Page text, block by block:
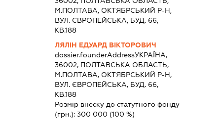
М.ПОЛТАВА, ОКТЯБРСЬКИЙ Р-Н,
ВУЛ. ЄВРОПЕЙСЬКА, БУД. 66,
КВ.188
ЛЯЛІН ЕДУАРД ВІКТОРОВИЧ
dossier.founderAddressУКРАЇНА,
36002, ПОЛТАВСЬКА ОБЛАСТЬ,
М.ПОЛТАВА, ОКТЯБРСЬКИЙ Р-Н,
ВУЛ. ЄВРОПЕЙСЬКА, БУД. 66,
КВ.188
Розмір внеску до статутного фонду
(грн.): 300 000 (100 %)